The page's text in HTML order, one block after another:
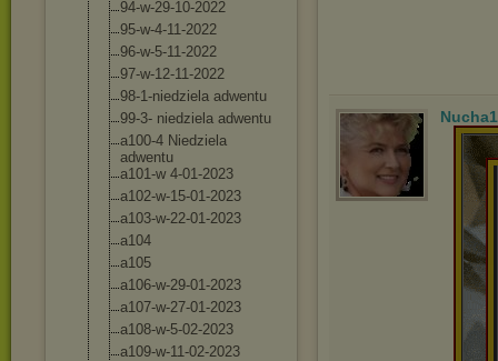
94-w-29-10-2022
95-w-4-11-2022
96-w-5-11-2022
97-w-12-11-2022
98-1-niedziela adwentu
99-3- niedziela adwentu
a100-4 Niedziela
adwentu
a101-w 4-01-2023
a102-w-15-01-2023
a103-w-22-01-2023
a104
a105
a106-w-29-01-2023
a107-w-27-01-2023
a108-w-5-02-2023
a109-w-11-02-2023